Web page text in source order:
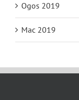
Ogos 2019
Mac 2019